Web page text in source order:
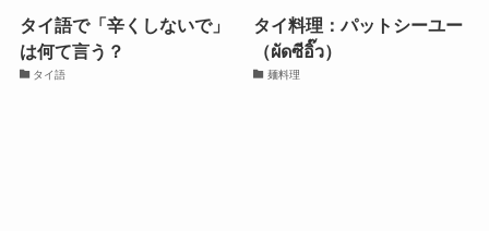
タイ語で「辛くしないで」
は何て言う？
タイ語
タイ料理：パットシーユー
（ผัดซีอิ๊ว）
麺料理